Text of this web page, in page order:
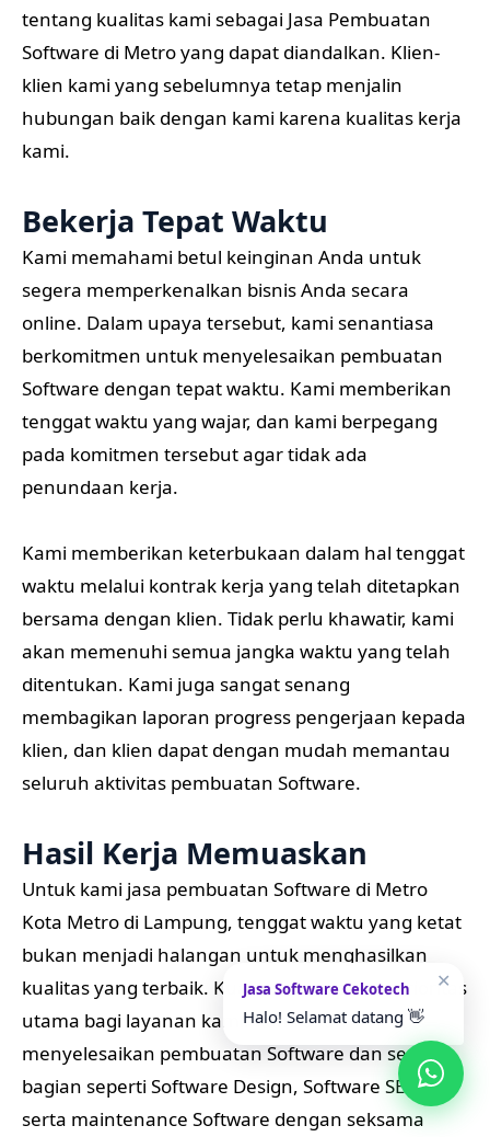
tentang kualitas kami sebagai Jasa Pembuatan
Software di Metro yang dapat diandalkan. Klien-
klien kami yang sebelumnya tetap menjalin
hubungan baik dengan kami karena kualitas kerja
kami.
Bekerja Tepat Waktu
Kami memahami betul keinginan Anda untuk
segera memperkenalkan bisnis Anda secara
online. Dalam upaya tersebut, kami senantiasa
berkomitmen untuk menyelesaikan pembuatan
Software dengan tepat waktu. Kami memberikan
tenggat waktu yang wajar, dan kami berpegang
pada komitmen tersebut agar tidak ada
penundaan kerja.
Kami memberikan keterbukaan dalam hal tenggat
waktu melalui kontrak kerja yang telah ditetapkan
bersama dengan klien. Tidak perlu khawatir, kami
akan memenuhi semua jangka waktu yang telah
ditentukan. Kami juga sangat senang
membagikan laporan progress pengerjaan kepada
klien, dan klien dapat dengan mudah memantau
seluruh aktivitas pembuatan Software.
Hasil Kerja Memuaskan
Untuk kami jasa pembuatan Software di Metro
Kota Metro di Lampung, tenggat waktu yang ketat
bukan menjadi halangan untuk menghasilkan
kualitas yang terbaik. Kualitas merupakan prioritas
utama bagi layanan kami. Kami akan
menyelesaikan pembuatan Software dan semua
bagian seperti Software Design, Software SEO,
serta maintenance Software dengan seksama
✕
Jasa Software Cekotech
Halo! Selamat datang 👋